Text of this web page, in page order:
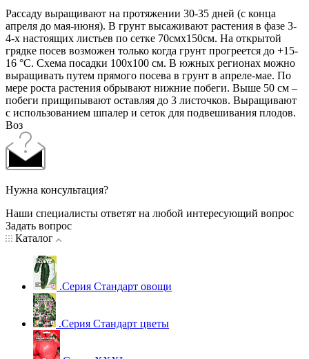
Рассаду выращивают на протяжении 30-35 дней (с конца
апреля до мая-июня). В грунт высаживают растения в фазе 3-
4-х настоящих листьев по сетке 70смх150см. На открытой
грядке посев возможен только когда грунт прогреется до +15-
16 °С. Схема посадки 100х100 см. В южных регионах можно
выращивать путем прямого посева в грунт в апреле-мае. По
мере роста растения обрывают нижние побеги. Выше 50 см –
побеги прищипывают оставляя до 3 листочков. Выращивают
с использованием шпалер и сеток для подвешивания плодов.
Воз
Нужна консультация?
Наши специалисты ответят на любой интересующий вопрос
Задать вопрос
Каталог
.Серия Стандарт овощи
.Серия Стандарт цветы